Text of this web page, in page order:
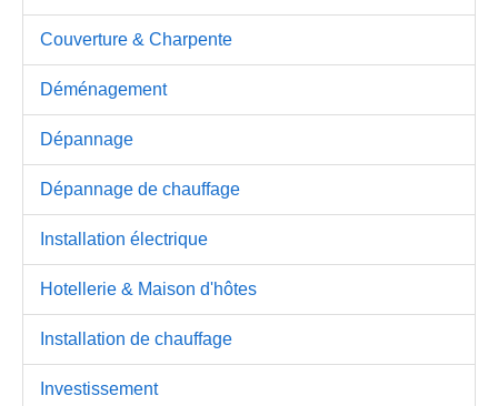
Couverture & Charpente
Déménagement
Dépannage
Dépannage de chauffage
Installation électrique
Hotellerie & Maison d'hôtes
Installation de chauffage
Investissement